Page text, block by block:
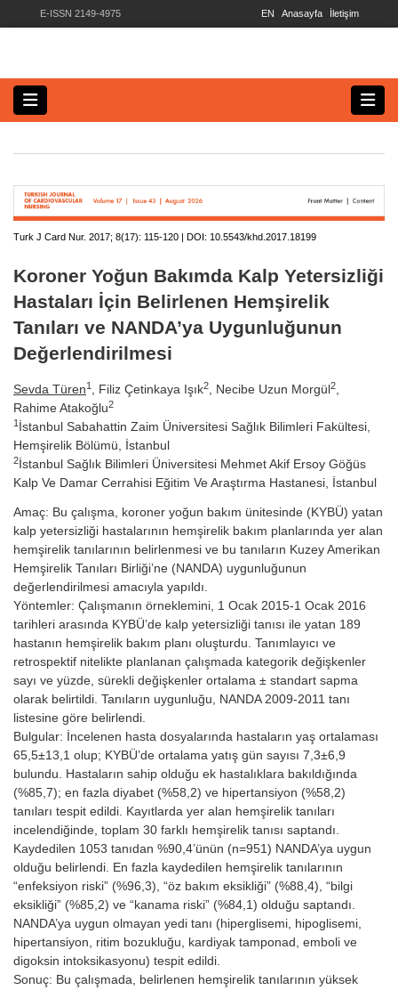
E-ISSN 2149-4975 İletişim
Anasayfa
EN
Turk J Card Nur. 2017; 8(17): 115-120 | DOI: 10.5543/khd.2017.18199
Koroner Yoğun Bakımda Kalp Yetersizliği
Hastaları İçin Belirlenen Hemşirelik
Tanıları ve NANDA’ya Uygunluğunun
Değerlendirilmesi
Sevda Türen1 , Filiz Çetinkaya Işık2 , Necibe Uzun Morgül2
Rahime Atakoğlu2
1 İstanbul Sabahattin Zaim Üniversitesi Sağlık Bilimleri Fakültesi,
Hemşirelik Bölümü, İstanbul
2İstanbul Sağlık Bilimleri Üniversitesi Mehmet Akif Ersoy Göğüs
Kalp Ve Damar Cerrahisi Eğitim Ve Araştırma Hastanesi, İstanbul
Amaç: Bu çalışma, koroner yoğun bakım ünitesinde (KYBÜ) yatan
kalp yetersizliği hastalarının hemşirelik bakım planlarında yer alan
hemşirelik tanılarının belirlenmesi ve bu tanıların Kuzey Amerikan
Hemşirelik Tanıları Birliği’ne (NANDA) uygunluğunun
değerlendirilmesi amacıyla yapıldı.
Yöntemler: Çalışmanın örneklemini, 1 Ocak 2015-1 Ocak 2016
tarihleri arasında KYBÜ’de kalp yetersizliği tanısı ile yatan 189
hastanın hemşirelik bakım planı oluşturdu. Tanımlayıcı ve
retrospektif nitelikte planlanan çalışmada kategorik değişkenler
sayı ve yüzde, sürekli değişkenler ortalama ± standart sapma
olarak belirtildi. Tanıların uygunluğu, NANDA 2009-2011 tanı
listesine göre belirlendi.
Bulgular: İncelenen hasta dosyalarında hastaların yaş ortalaması
65,5±13,1 olup; KYBÜ’de ortalama yatış gün sayısı 7,3±6,9
bulundu. Hastaların sahip olduğu ek hastalıklara bakıldığında
(%85,7); en fazla diyabet (%58,2) ve hipertansiyon (%58,2)
tanıları tespit edildi. Kayıtlarda yer alan hemşirelik tanıları
incelendiğinde, toplam 30 farklı hemşirelik tanısı saptandı.
Kaydedilen 1053 tanıdan %90,4’ünün (n=951) NANDA’ya uygun
olduğu belirlendi. En fazla kaydedilen hemşirelik tanılarının
“enfeksiyon riski” (%96,3), “öz bakım eksikliği” (%88,4), “bilgi
eksikliği” (%85,2) ve “kanama riski” (%84,1) olduğu saptandı.
NANDA’ya uygun olmayan yedi tanı (hiperglisemi, hipoglisemi,
hipertansiyon, ritim bozukluğu, kardiyak tamponad, emboli ve
digoksin intoksikasyonu) tespit edildi.
Sonuç: Bu çalışmada, belirlenen hemşirelik tanılarının yüksek